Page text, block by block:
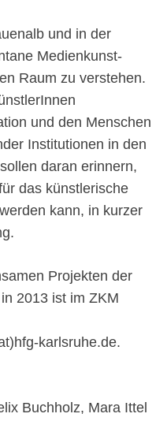
und in der
Medienkunst-
Raum zu verstehen.
und den Menschen
Institutionen in den
daran erinnern,
das künstlerische
kann, in kurzer
Projekten der
2013 ist im ZKM
karlsruhe.de.
Buchholz, Mara Ittel